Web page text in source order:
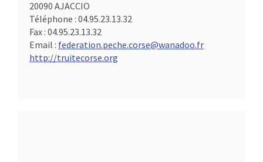
20090 AJACCIO
Téléphone : 04.95.23.13.32
Fax : 04.95.23.13.32
Email : federation.peche.corse@wanadoo.fr
http://truitecorse.org